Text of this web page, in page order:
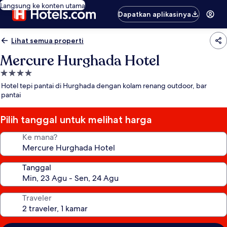
Langsung ke konten utama
Dapatkan aplikasinya
Lihat semua properti
Mercure Hurghada Hotel
Properti
bintang
4.0
Hotel tepi pantai di Hurghada dengan kolam renang outdoor, bar
pantai
Pilih tanggal untuk melihat harga
Ke mana?
Tanggal
Traveler